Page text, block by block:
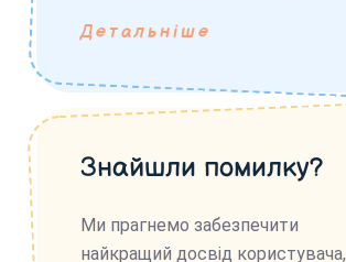
Детальніше
Знайшли помилку?
Ми прагнемо забезпечити
найкращий досвід користувача,